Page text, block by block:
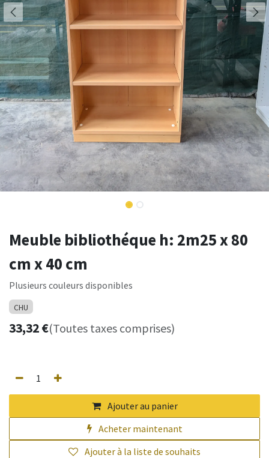
Meuble bibliothéque h: 2m25 x 80
cm x 40 cm
Plusieurs couleurs disponibles
CHU
33,32€(Toutes taxes comprises)
Ajouter au panier
Acheter maintenant
Ajouter à la liste de souhaits